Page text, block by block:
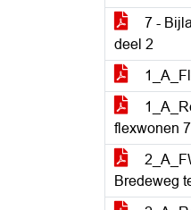
7 -
deel 2
flexwonen
Bredeweg